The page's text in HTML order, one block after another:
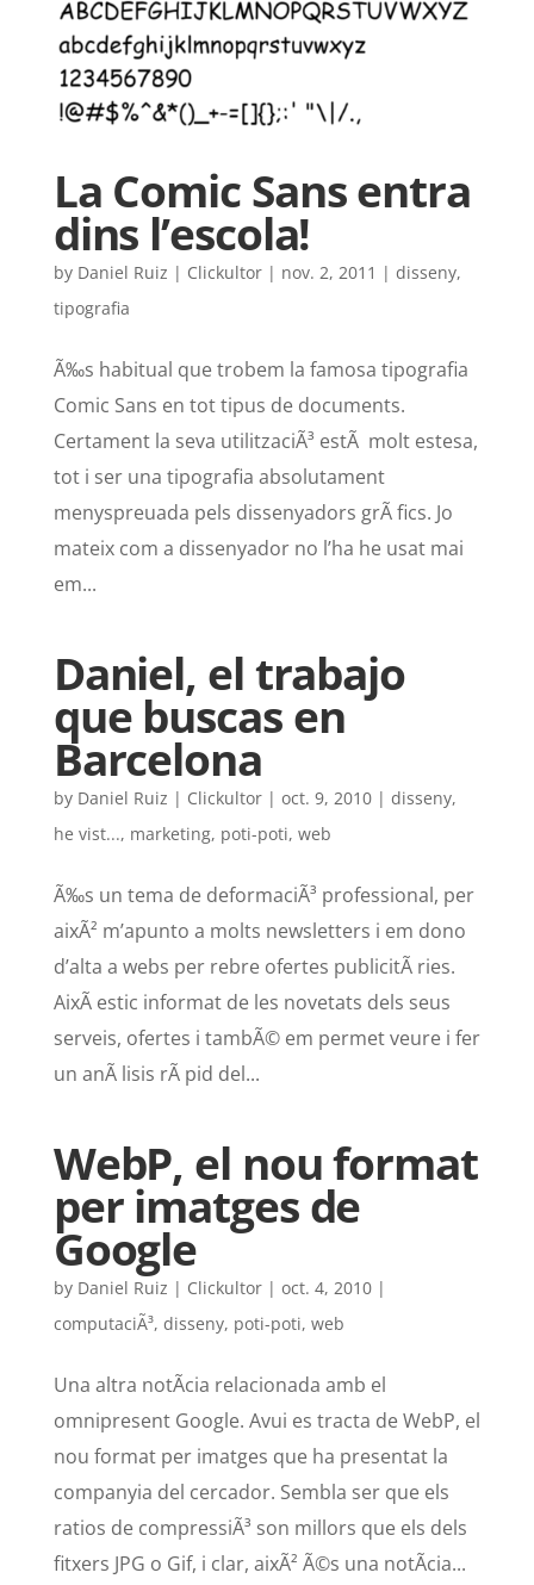
La Comic Sans entra
dins l’escola!
by Daniel Ruiz | Clickultor| nov. 2, 2011 | disseny,
tipografia
Ã‰s habitual que trobem la famosa tipografia
Comic Sans en tot tipus de documents.
Certament la seva utilitzaciÃ³ estÃ molt estesa,
tot i ser una tipografia absolutament
menyspreuada pels dissenyadors grÃ fics. Jo
mateix com a dissenyador no l’ha he usat mai
em...
Daniel, el trabajo
que buscas en
Barcelona
by Daniel Ruiz | Clickultor| oct. 9, 2010| disseny,
he vist..., marketing, poti-poti, web
Ã‰s un tema de deformaciÃ³ professional, per
aixÃ² m’apunto a molts newsletters i em dono
d’alta a webs per rebre ofertes publicitÃ ries.
AixÃ­ estic informat de les novetats dels seus
serveis, ofertes i tambÃ© em permet veure i fer
un anÃ lisis rÃ pid del...
WebP, el nou format
per imatges de
Google
by Daniel Ruiz | Clickultor| oct. 4, 2010|
computaciÃ³, disseny, poti-poti, web
Una altra notÃ­cia relacionada amb el
omnipresent Google. Avui es tracta de WebP, el
nou format per imatges que ha presentat la
companyia del cercador. Sembla ser que els
ratios de compressiÃ³ son millors que els dels
fitxers JPG o Gif, i clar, aixÃ² Ã©s una notÃ­cia...